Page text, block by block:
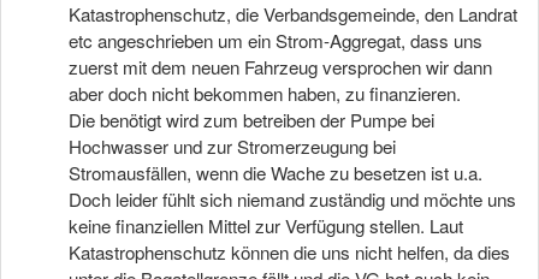
Katastrophenschutz, die Verbandsgemeinde, den Landrat
etc angeschrieben um ein Strom-Aggregat, dass uns
zuerst mit dem neuen Fahrzeug versprochen wir dann
aber doch nicht bekommen haben, zu finanzieren.
Die benötigt wird zum betreiben der Pumpe bei
Hochwasser und zur Stromerzeugung bei
Stromausfällen, wenn die Wache zu besetzen ist u.a.
Doch leider fühlt sich niemand zuständig und möchte uns
keine finanziellen Mittel zur Verfügung stellen. Laut
Katastrophenschutz können die uns nicht helfen, da dies